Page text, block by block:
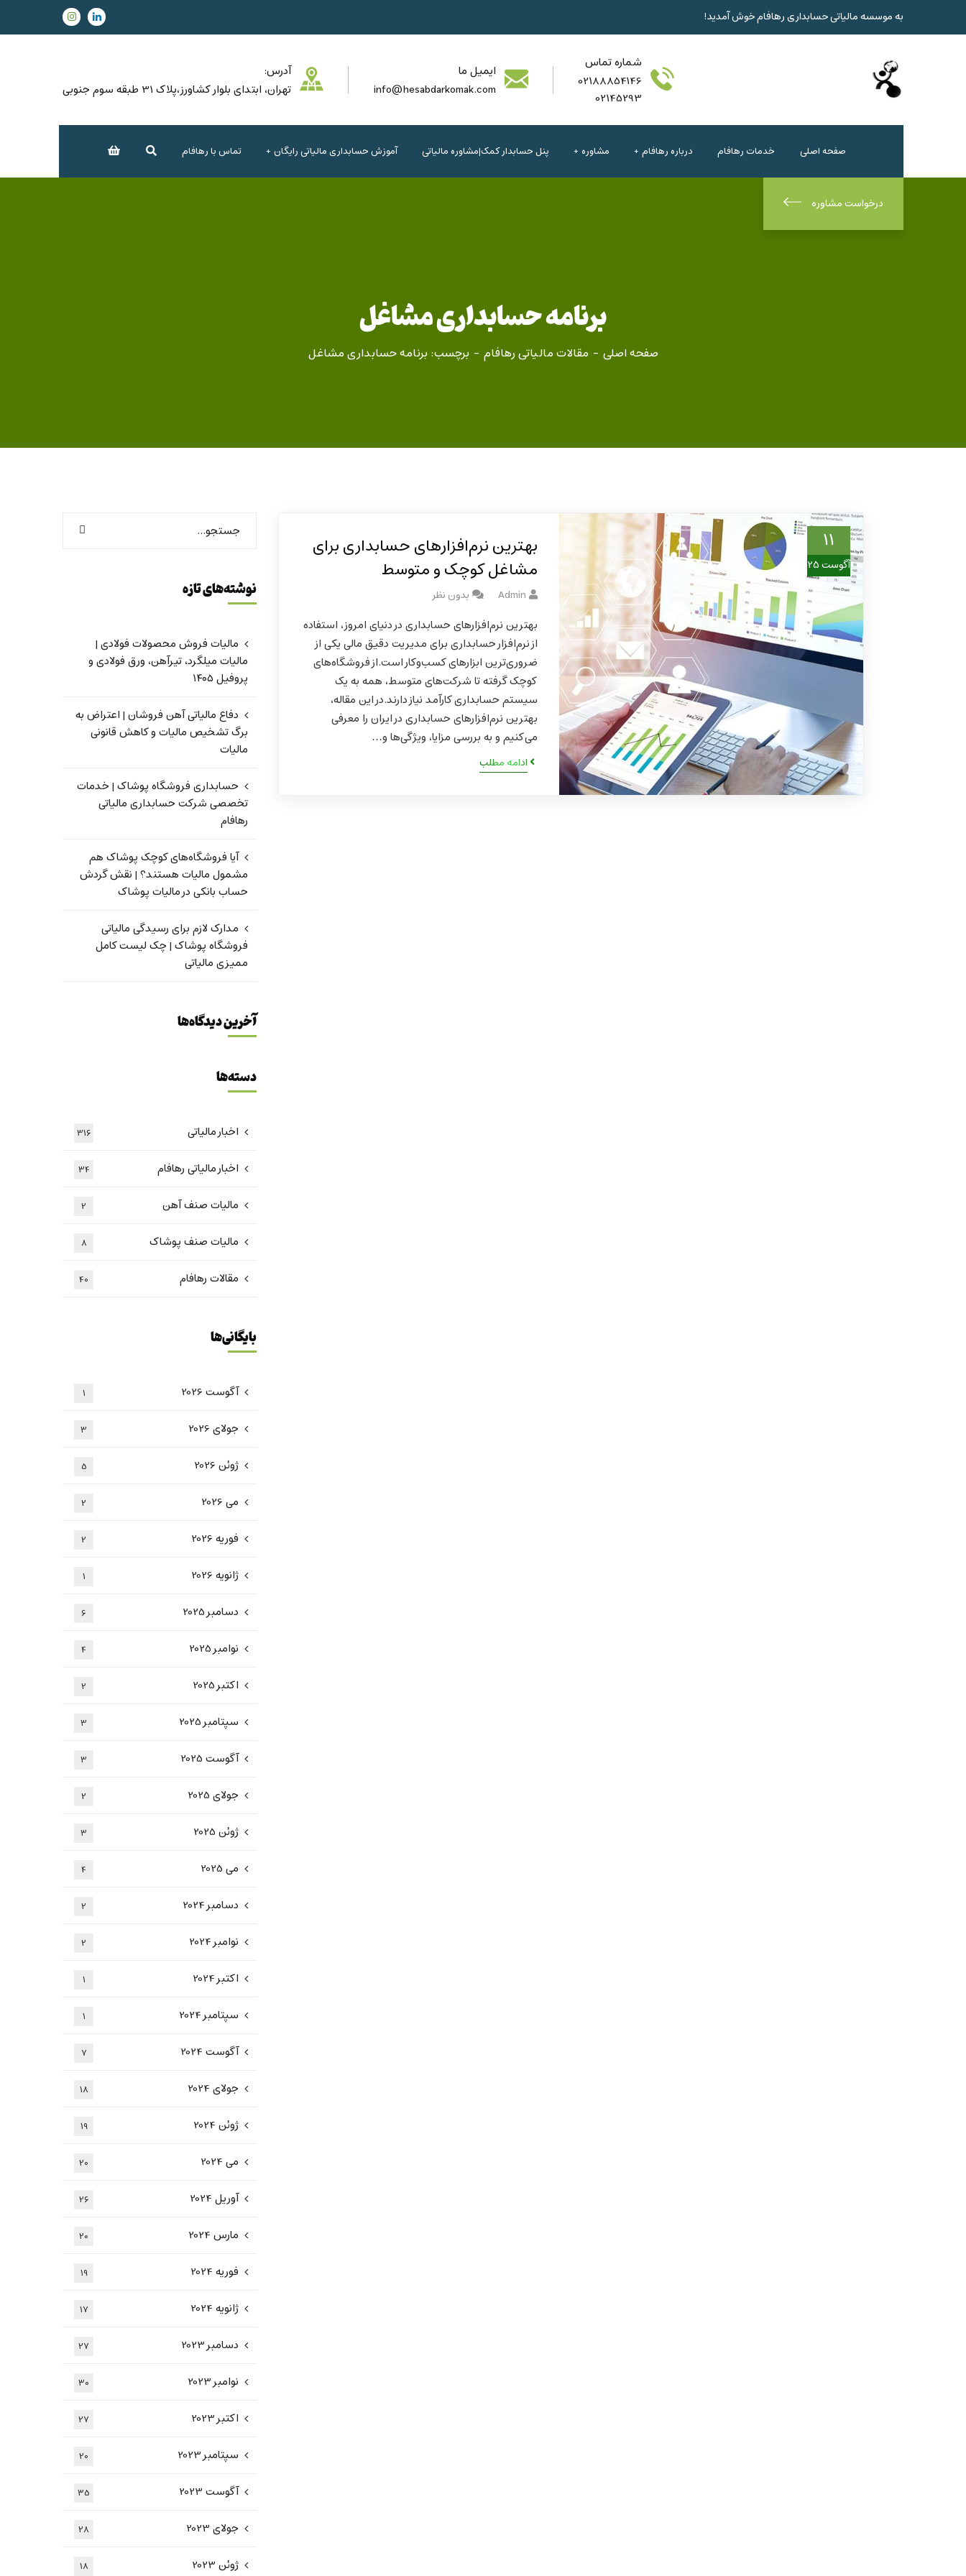
به موسسه مالیاتی حسابداری رهافام خوش آمدید!
شماره تماس
02188854146
02145293
ایمیل ما
info@hesabdarkomak.com
آدرس:
تهران، ابتدای بلوار کشاورز،پلاک 31 طبقه سوم جنوبی
صفحه اصلی خدمات رهافام درباره رهافام مشاوره پنل حسابدار کمک|مشاوره مالیاتی آموزش حسابداری مالیاتی رایگان تماس با رهافام
درخواست مشاوره
برنامه حسابداری مشاغل
صفحه اصلی مقالات مالیاتی رهافام برچسب: برنامه حسابداری مشاغل
11
آگوست 25
بهترین نرم‌افزارهای حسابداری برای
مشاغل کوچک و متوسط
Admin بدون نظر
بهترین نرم‌افزارهای حسابداری در دنیای امروز، استفاده
از نرم‌افزار حسابداری برای مدیریت دقیق مالی یکی از
ضروری‌ترین ابزارهای کسب‌وکار است.از فروشگاه‌های
کوچک گرفته تا شرکت‌های متوسط، همه به یک
سیستم حسابداری کارآمد نیاز دارند.در این مقاله،
بهترین نرم‌افزارهای حسابداری در ایران را معرفی
می‌کنیم و به بررسی مزایا، ویژگی‌ها و…
ادامه مطلب
نوشته‌های تازه
مالیات فروش محصولات فولادی |
مالیات میلگرد، تیرآهن، ورق فولادی و
پروفیل ۱۴۰۵
دفاع مالیاتی آهن فروشان | اعتراض به
برگ تشخیص مالیات و کاهش قانونی
مالیات
حسابداری فروشگاه پوشاک | خدمات
تخصصی شرکت حسابداری مالیاتی
رهافام
آیا فروشگاه‌های کوچک پوشاک هم
مشمول مالیات هستند؟ | نقش گردش
حساب بانکی در مالیات پوشاک
مدارک لازم برای رسیدگی مالیاتی
فروشگاه پوشاک | چک لیست کامل
ممیزی مالیاتی
آخرین دیدگاه‌ها
دسته‌ها
اخبار مالیاتی 316
اخبار مالیاتی رهافام 34
مالیات صنف آهن 2
مالیات صنف پوشاک 8
مقالات رهافام 40
بایگانی‌ها
آگوست 2026 1
جولای 2026 3
ژوئن 2026 5
می 2026 2
فوریه 2026 2
ژانویه 2026 1
دسامبر 2025 6
نوامبر 2025 4
اکتبر 2025 2
سپتامبر 2025 3
آگوست 2025 3
جولای 2025 2
ژوئن 2025 3
می 2025 4
دسامبر 2024 2
نوامبر 2024 2
اکتبر 2024 1
سپتامبر 2024 1
آگوست 2024 7
جولای 2024 18
ژوئن 2024 19
می 2024 20
آوریل 2024 26
مارس 2024 20
فوریه 2024 19
ژانویه 2024 17
دسامبر 2023 27
نوامبر 2023 30
اکتبر 2023 27
سپتامبر 2023 20
آگوست 2023 35
جولای 2023 28
ژوئن 2023 18